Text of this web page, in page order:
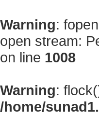
Warning:
open stream:
on line 1008
Warning:
/home/